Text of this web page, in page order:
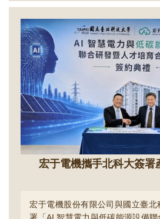
循環及永續發展，累積豐富的校
此次國土綠蔭政策交流的重要場
園實踐與跨域研發的永續成果。...
宏于電機攜手北科大簽署
宏于電機股份有限公司與國立臺